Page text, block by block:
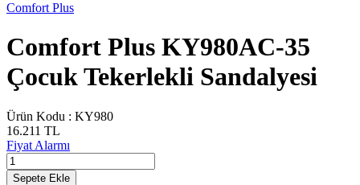
Comfort Plus
Comfort Plus KY980AC-35
Çocuk Tekerlekli Sandalyesi
Ürün Kodu : KY980
16.211 TL
Fiyat Alarmı
Sepete Ekle